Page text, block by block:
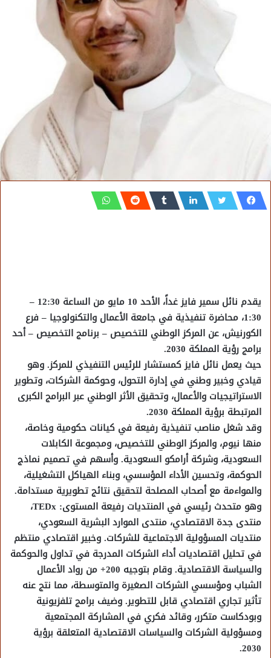
يقدم نائل سمير فايز غداً، الأحد 10 مايو من الساعة 12:30 –
1:30، محاضرة تنفيذية في جامعة الأعمال والتكنولوجيا – فرع
الكورنيش، عن المركز الوطني للتخصيص – برنامج التخصيص – أحد
برامج رؤية المملكة 2030.
حيث يعمل نائل فايز كمستشار للرئيس التنفيذي للمركز. وهو
قيادي وخبير وطني في إدارة التحول، وحوكمة الشركات، وتطوير
الاستراتيجيات والأعمال، وتحقيق الأثر الوطني عبر البرامج الكبرى
المرتبطة برؤية المملكة 2030.
وقد شغل مناصب تنفيذية رفيعة في كيانات حكومية وخاصة،
منها نيوم، والمركز الوطني للتخصيص، ومجموعة الكابلات
السعودية، وشركة أرامكو السعودية. وأسهم في تصميم نماذج
الحوكمة، وتحسين الأداء المؤسسي، وبناء الهياكل التشغيلية،
والمواءمة مع أصحاب المصلحة لتحقيق نتائج تطويرية مستدامة.
وهو متحدث رئيسي في المنتديات رفيعة المستوى: TEDx،
منتدى جدة الاقتصادي، منتدى الموارد البشرية السعودي،
منتديات المسؤولية الاجتماعية للشركات. وخبير اقتصادي منتظم
في تحليل اقتصاديات أداء الشركات المدرجة في تداول والحوكمة
والسياسة الاقتصادية. وقام بتوجيه 200+ من رواد الأعمال
الشباب ومؤسسي الشركات الصغيرة والمتوسطة، مما نتج عنه
تأثير تجاري اقتصادي قابل للتطوير. وضيف برامج تلفزيونية
وبودكاست متكرر، وقائد فكري في المشاركة المجتمعية
ومسؤولية الشركات والسياسات الاقتصادية المتعلقة برؤية
2030.